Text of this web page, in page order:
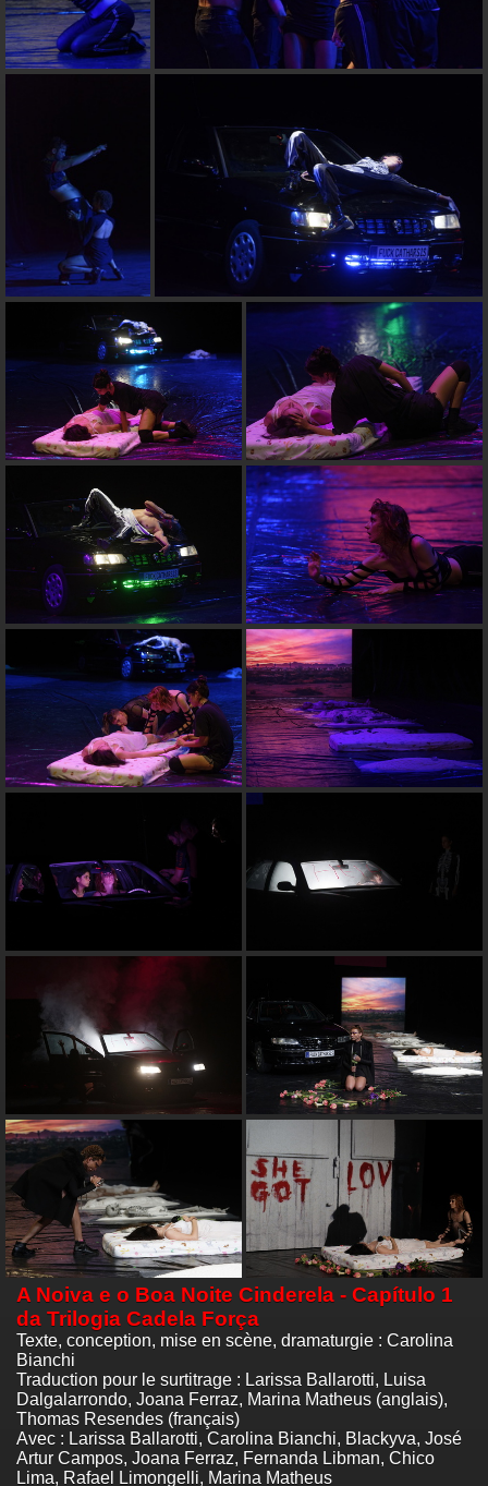
A Noiva e o Boa Noite Cinderela - Capítulo 1
da Trilogia Cadela Força
Texte, conception, mise en scène, dramaturgie : Carolina
Bianchi
Traduction pour le surtitrage : Larissa Ballarotti, Luisa
Dalgalarrondo, Joana Ferraz, Marina Matheus (anglais),
Thomas Resendes (français)
Avec : Larissa Ballarotti, Carolina Bianchi, Blackyva, José
Artur Campos, Joana Ferraz, Fernanda Libman, Chico
Lima, Rafael Limongelli, Marina Matheus